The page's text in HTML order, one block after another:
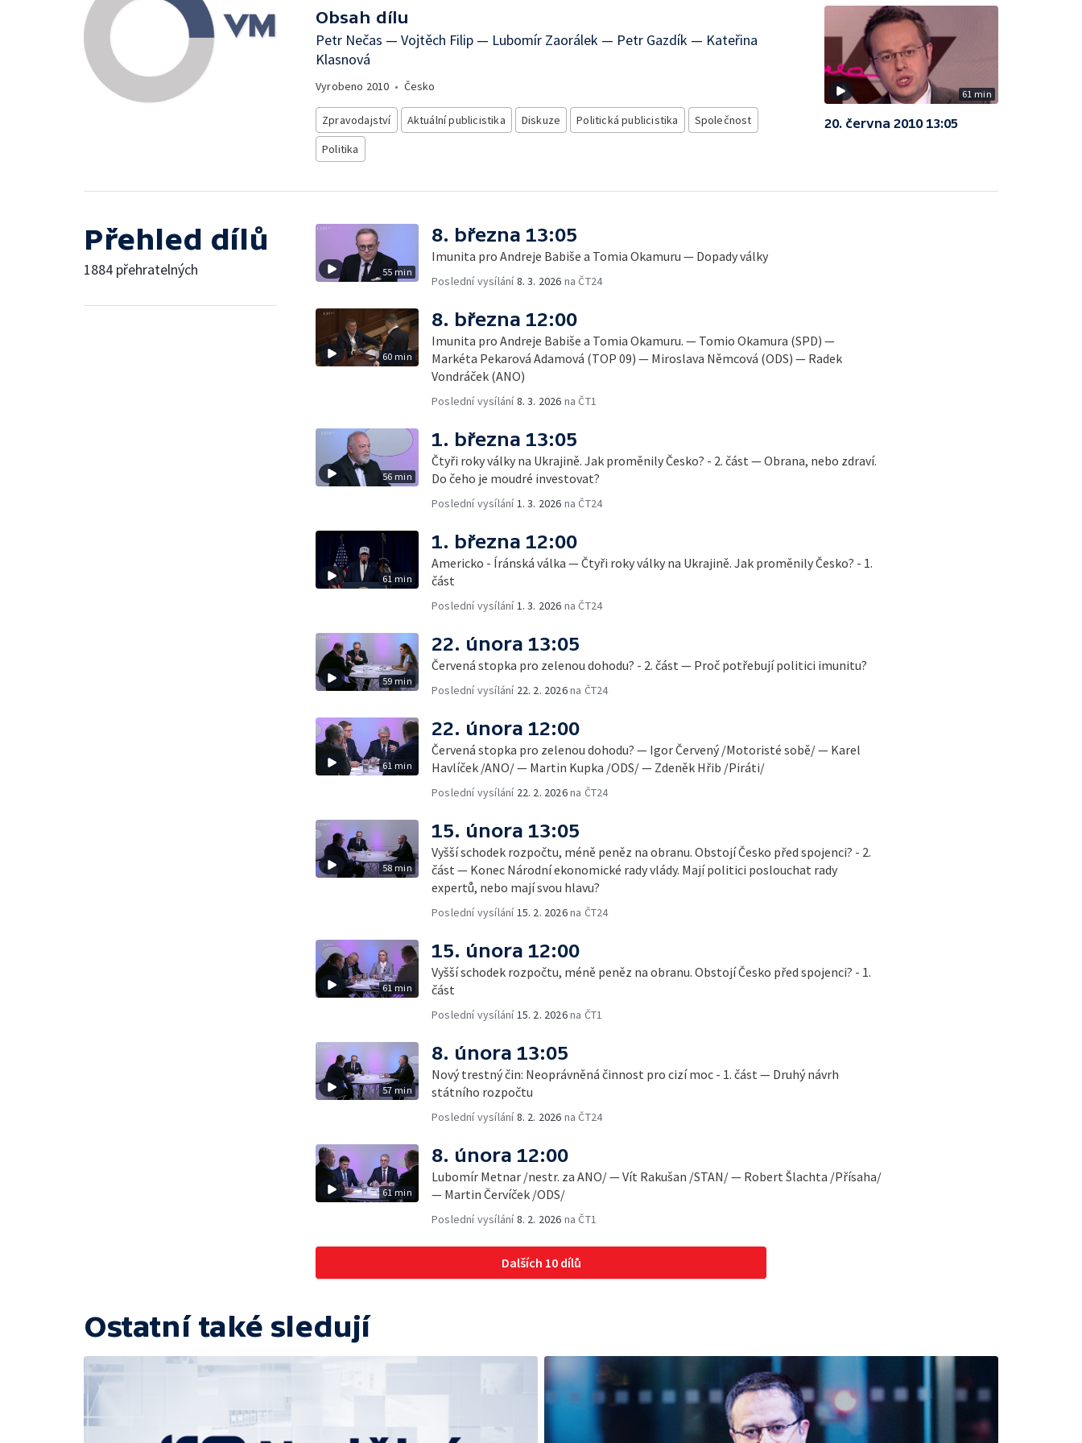
Obsah dílu
Petr Nečas — Vojtěch Filip — Lubomír Zaorálek — Petr Gazdík — Kateřina
Klasnová
Vyrobeno 2010 • Česko
Zpravodajství Aktuální publicistika Diskuze Politická publicistika
Společnost
Politika
61 min
20. června 2010 13:05
Přehled dílů
1884 přehratelných 55 min
8. března 13:05
Imunita pro Andreje Babiše a Tomia Okamuru — Dopady války
Poslední vysílání8. 3. 2026 na ČT24
60 min
8. března 12:00
Imunita pro Andreje Babiše a Tomia Okamuru. — Tomio Okamura (SPD) —
Markéta Pekarová Adamová (TOP 09) — Miroslava Němcová (ODS) — Radek
Vondráček (ANO)
Poslední vysílání8. 3. 2026 na ČT1
56 min
1. března 13:05
Čtyři roky války na Ukrajině. Jak proměnily Česko? - 2. část — Obrana, nebo zdraví.
Do čeho je moudré investovat?
Poslední vysílání1. 3. 2026 na ČT24
61 min
1. března 12:00
Americko - Íránská válka — Čtyři roky války na Ukrajině. Jak proměnily Česko? - 1.
část
Poslední vysílání1. 3. 2026 na ČT24
59 min
22. února 13:05
Červená stopka pro zelenou dohodu? - 2. část — Proč potřebují politici imunitu?
Poslední vysílání 22. 2. 2026na ČT24
61 min
22. února 12:00
Červená stopka pro zelenou dohodu? — Igor Červený /Motoristé sobě/ — Karel
Havlíček /ANO/ — Martin Kupka /ODS/ — Zdeněk Hřib /Piráti/
Poslední vysílání 22. 2. 2026na ČT24
58 min
15. února 13:05
Vyšší schodek rozpočtu, méně peněz na obranu. Obstojí Česko před spojenci? - 2.
část — Konec Národní ekonomické rady vlády. Mají politici poslouchat rady
expertů, nebo mají svou hlavu?
Poslední vysílání15. 2. 2026na ČT24
61 min
15. února 12:00
Vyšší schodek rozpočtu, méně peněz na obranu. Obstojí Česko před spojenci? - 1.
část
Poslední vysílání15. 2. 2026na ČT1
57 min
8. února 13:05
Nový trestný čin: Neoprávněná činnost pro cizí moc - 1. část — Druhý návrh
státního rozpočtu
Poslední vysílání8. 2. 2026 na ČT24
61 min
8. února 12:00
Lubomír Metnar /nestr. za ANO/ — Vít Rakušan /STAN/ — Robert Šlachta /Přísaha/
— Martin Červíček /ODS/
Poslední vysílání8. 2. 2026 na ČT1
Dalších 10 dílů
Ostatní také sledují